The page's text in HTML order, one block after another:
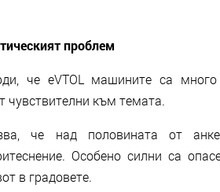
проблем
че eVTOL машините са
чувствителни към темата.
че над половината от
Особено силни са
в градовете.